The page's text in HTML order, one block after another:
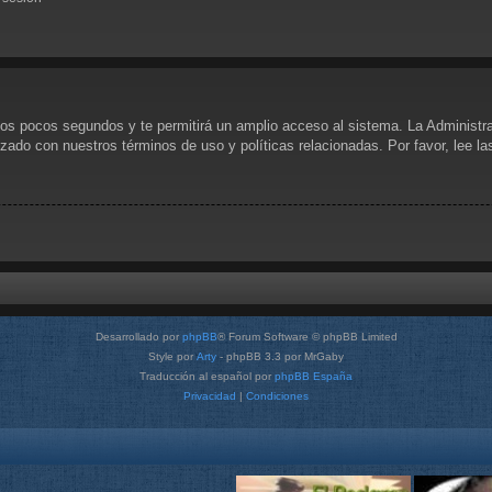
pocos segundos y te permitirá un amplio acceso al sistema. La
con nuestros términos de uso y políticas relacionadas. Por favor, lee
Desarrollado por phpBB® Forum Software © phpBB Limited
Style por Arty - phpBB 3.3 por MrGaby
Traducción al español por phpBB España
Privacidad | Condiciones